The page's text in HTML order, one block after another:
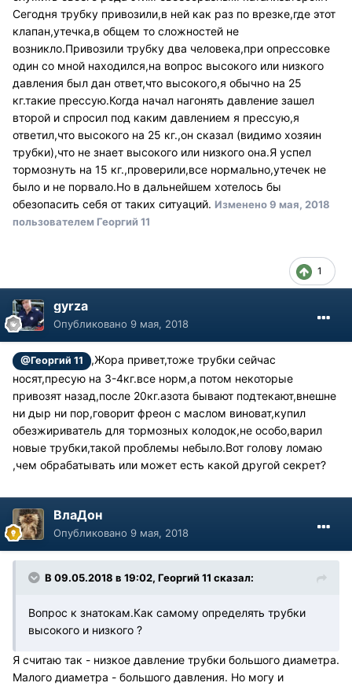
Сегодня трубку привозили,в ней как раз по врезке,где этот
клапан,утечка,в общем то сложностей не
возникло.Привозили трубку два человека,при опрессовке
один со мной находился,на вопрос высокого или низкого
давления был дан ответ,что высокого,я обычно на 25
кг.такие прессую.Когда начал нагонять давление зашел
второй и спросил под каким давлением я прессую,я
ответил,что высокого на 25 кг.,он сказал (видимо хозяин
трубки),что не знает высокого или низкого она.Я успел
тормознуть на 15 кг.,проверили,все нормально,утечек не
было и не порвало.Но в дальнейшем хотелось бы
обезопасить себя от таких ситуаций. Изменено9 мая, 2018
пользователем Георгий 11
1
gyrza
Опубликовано 9 мая, 2018
@Георгий 11
,Жора привет,тоже трубки сейчас
носят,пресую на 3-4кг.все норм,а потом некоторые
привозят назад,после 20кг.азота бывают подтекают,внешне
ни дыр ни пор,говорит фреон с маслом виноват,купил
обезжириватель для тормозных колодок,не особо,варил
новые трубки,такой проблемы небыло.Вот голову ломаю
,чем обрабатывать или может есть какой другой секрет?
ВлаДон
Опубликовано 9 мая, 2018
В 09.05.2018 в 19:02, Георгий 11 сказал:
Вопрос к знатокам.Как самому определять трубки
высокого и низкого ?
Я считаю так - низкое давление трубки большого диаметра.
Малого диаметра - большого давления. Но могу и